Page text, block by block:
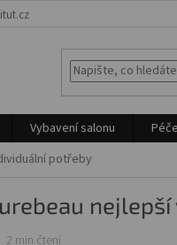
Vybavení salonu
potřeby
2 min čtení